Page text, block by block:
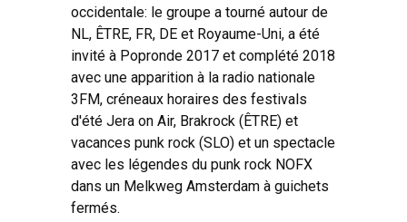
occidentale: le groupe a tourné autour de
NL, ÊTRE, FR, DE et Royaume-Uni, a été
invité à Popronde 2017 et complété 2018
avec une apparition à la radio nationale
3FM, créneaux horaires des festivals
d'été Jera on Air, Brakrock (ÊTRE) et
vacances punk rock (SLO) et un spectacle
avec les légendes du punk rock NOFX
dans un Melkweg Amsterdam à guichets
fermés.